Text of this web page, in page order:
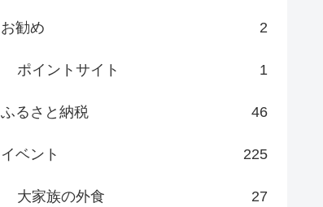
お勧め 2
ポイントサイト 1
ふるさと納税 46
イベント 225
大家族の外食 27